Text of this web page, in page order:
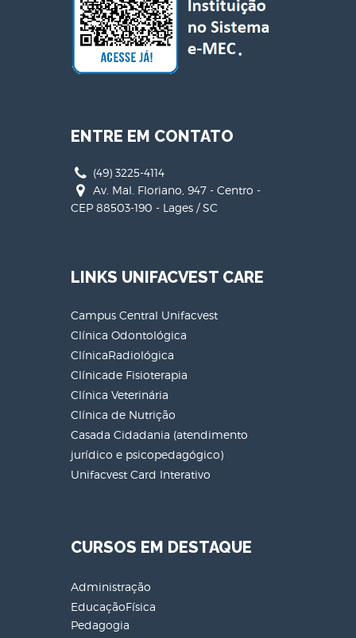
ENTRE EM CONTATO
(49) 3225-4114
Av. Mal. Floriano, 947 - Centro -
CEP 88503-190 - Lages / SC
LINKS UNIFACVEST CARE
Campus Central Unifacvest
Clínica Odontológica
ClínicaRadiológica
Clínicade Fisioterapia
Clínica Veterinária
Clínica de Nutrição
Casada Cidadania (atendimento
jurídico e psicopedagógico)
Unifacvest Card Interativo
CURSOS EM DESTAQUE
Administração
EducaçãoFísica
Pedagogia